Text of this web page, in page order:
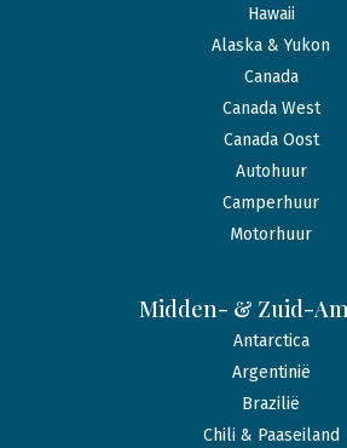
Hawaii
Alaska & Yukon
Canada
Canada West
Canada Oost
Autohuur
Camperhuur
Motorhuur
Midden- & Zuid-
Antarctica
Argentinië
Brazilië
Chili & Paaseiland